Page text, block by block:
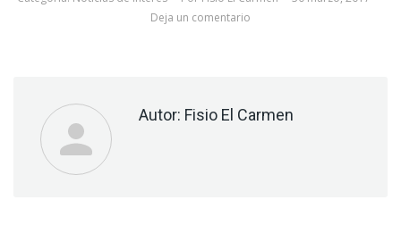
Deja un comentario
Autor: Fisio El Carmen